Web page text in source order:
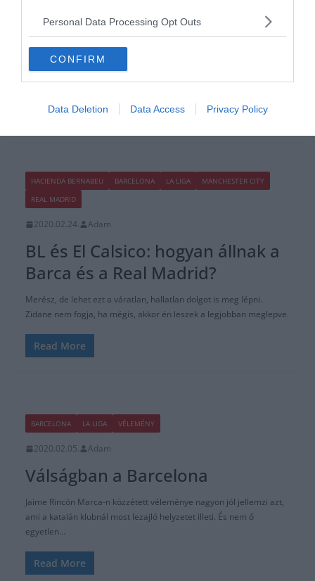
Personal Data Processing Opt Outs
CONFIRM
Data Deletion Data Access Privacy Policy
Rubiales:” Együttműködünk az
UEFA-val”
… kizártnak tartja, hogy a Barcelona bajnok legyen anélkül, hogy a
La Liga hátralevő mérkőzéseit lejátszanák.
Read More
HACIENDA BERNABEU BARCELONA LA LIGA
MANCHESTER CITY
REAL MADRID
2020.02.24. Adam
BL és El Calsico: hogyan állnak a
Barca és a Real Madrid?
Merész, de lehet ezt a váratlan, hallatlan dolgot is meg lépni.
Zidane nem fogja, ha mégis, akkor én leszek a legjobban meglepve.
Read More
BARCELONA LA LIGA VÉLEMÉNY
2020.02.05. Adam
Válságban a Barcelona
Jaime Rincón Marca-n közzétett véleménye nagyon jól jellemzi azt,
ami a katalán klubnál most lezajló helyzetet illeti. És nem ő
egyetlen…
Read More